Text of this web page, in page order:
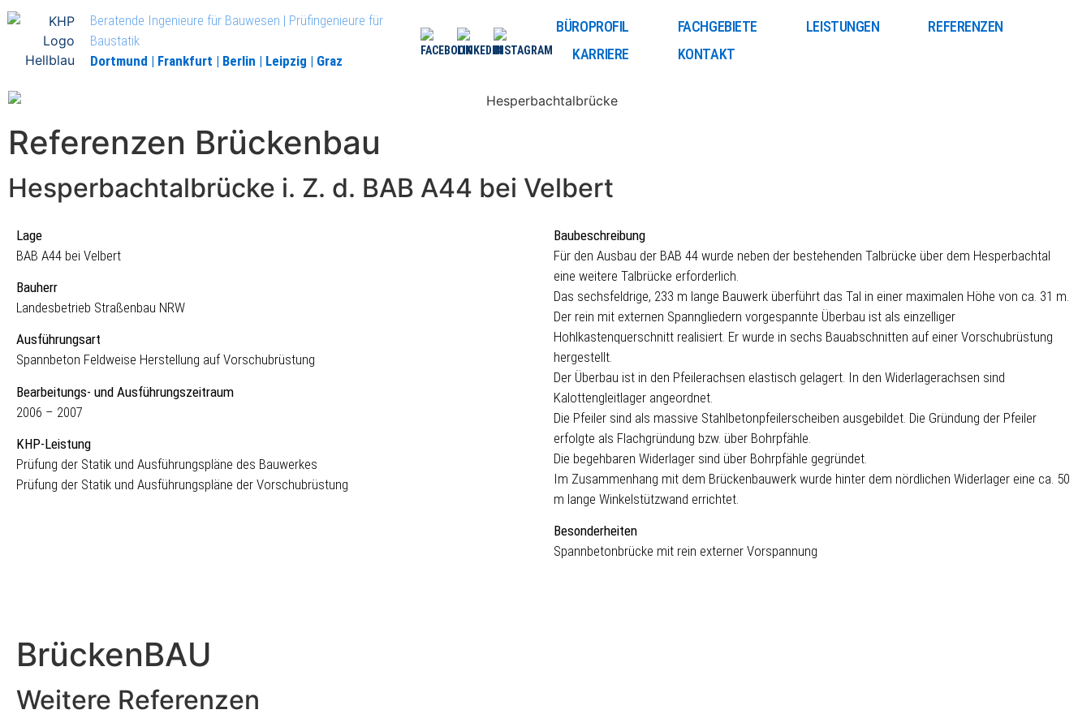
Beratende Ingenieure für Bauwesen | Prüfingenieure für
Baustatik
Dortmund | Frankfurt | Berlin | Leipzig | Graz
BÜROPROFIL FACHGEBIETE LEISTUNGEN
REFERENZEN
KARRIERE
KONTAKT
Referenzen Brückenbau
Hesperbachtalbrücke i. Z. d. BAB A44 bei Velbert
Lage
BAB A44 bei Velbert
Bauherr
Landesbetrieb Straßenbau NRW
Ausführungsart
Spannbeton Feldweise Herstellung auf Vorschubrüstung
Bearbeitungs- und Ausführungszeitraum
2006 – 2007
KHP-Leistung
Prüfung der Statik und Ausführungspläne des Bauwerkes
Prüfung der Statik und Ausführungspläne der Vorschubrüstung
Baubeschreibung
Für den Ausbau der BAB 44 wurde neben der bestehenden Talbrücke über dem Hesperbachtal
eine weitere Talbrücke erforderlich.
Das sechsfeldrige, 233 m lange Bauwerk überführt das Tal in einer maximalen Höhe von ca. 31 m.
Der rein mit externen Spanngliedern vorgespannte Überbau ist als einzelliger
Hohlkastenquerschnitt realisiert. Er wurde in sechs Bauabschnitten auf einer Vorschubrüstung
hergestellt.
Der Überbau ist in den Pfeilerachsen elastisch gelagert. In den Widerlagerachsen sind
Kalottengleitlager angeordnet.
Die Pfeiler sind als massive Stahlbetonpfeilerscheiben ausgebildet. Die Gründung der Pfeiler
erfolgte als Flachgründung bzw. über Bohrpfähle.
Die begehbaren Widerlager sind über Bohrpfähle gegründet.
Im Zusammenhang mit dem Brückenbauwerk wurde hinter dem nördlichen Widerlager eine ca. 50
m lange Winkelstützwand errichtet.
Besonderheiten
Spannbetonbrücke mit rein externer Vorspannung
BrückenBAU​
Weitere Referenzen